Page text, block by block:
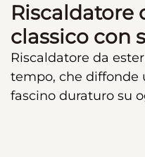
Riscaldatore
classico con
Riscaldatore da
tempo, che diffonde
fascino duraturo su